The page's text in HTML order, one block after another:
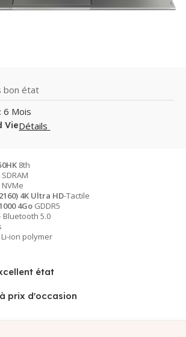
bon état
6 Mois
VieDétails
8th
4K Ultra HD-Tactile
4Go GDDR5
Bluetooth 5.0
Li-ion polymer
état
prix d'occasion